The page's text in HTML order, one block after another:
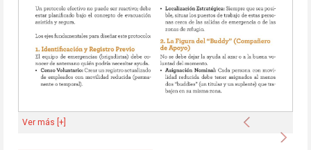
Anterior
Ver más [+]